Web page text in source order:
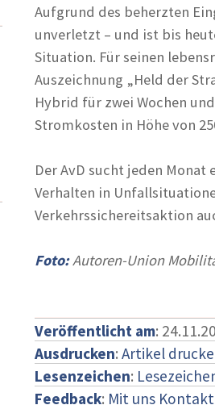
Aufgrund des beherzten
unverletzt – und ist bis
Situation. Für seinen
Auszeichnung „Held der
Hybrid für zwei Wochen
Stromkosten in Höhe von
Der AvD sucht jeden
Verhalten in
Verkehrssichereitsaktion
Foto:Autoren-Union
Veröffentlicht am:
Ausdrucken: Artikel
Lesenzeichen:
Feedback: Mit uns